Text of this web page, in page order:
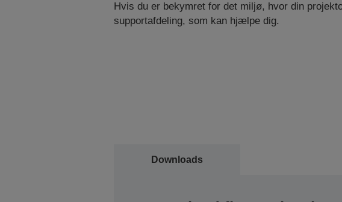
Hvis du er bekymret for det miljø, hvor din
supportafdeling, som kan hjælpe dig.
Downloads